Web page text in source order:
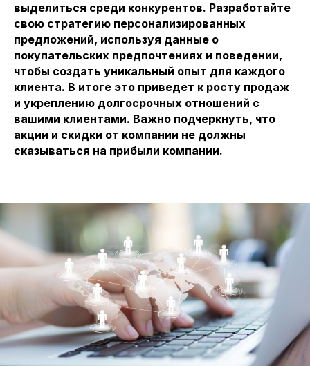
выделиться среди конкурентов. Разработайте
свою стратегию персонализированных
предложений, используя данные о
покупательских предпочтениях и поведении,
чтобы создать уникальный опыт для каждого
клиента. В итоге это приведет к росту продаж
и укреплению долгосрочных отношений с
вашими клиентами. Важно подчеркнуть, что
акции и скидки от компании не должны
сказываться на прибыли компании.